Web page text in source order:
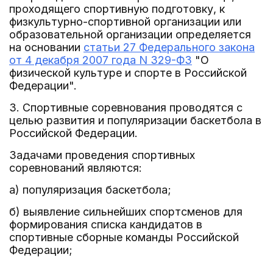
проходящего спортивную подготовку, к
физкультурно-спортивной организации или
образовательной организации определяется
на основании статьи 27 Федерального закона
от 4 декабря 2007 года N 329-ФЗ "О
физической культуре и спорте в Российской
Федерации".
3. Спортивные соревнования проводятся с
целью развития и популяризации баскетбола в
Российской Федерации.
Задачами проведения спортивных
соревнований являются:
а) популяризация баскетбола;
б) выявление сильнейших спортсменов для
формирования списка кандидатов в
спортивные сборные команды Российской
Федерации;